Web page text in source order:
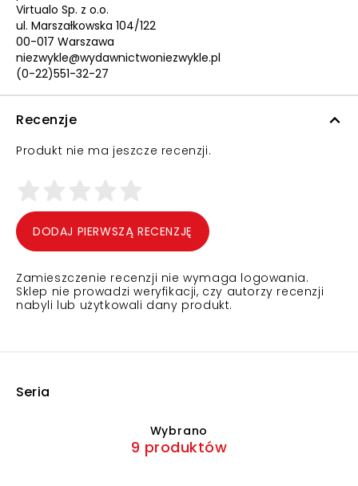
Virtualo Sp. z o.o.
ul. Marszałkowska 104/122
00-017 Warszawa
niezwykle@wydawnictwoniezwykle.pl
(0-22)551-32-27
Recenzje
Produkt nie ma jeszcze recenzji.
DODAJ PIERWSZĄ RECENZJĘ
Zamieszczenie recenzji nie wymaga logowania.
Sklep nie prowadzi weryfikacji, czy autorzy recenzji
nabyli lub użytkowali dany produkt.
Seria
Wybrano
9 produktów